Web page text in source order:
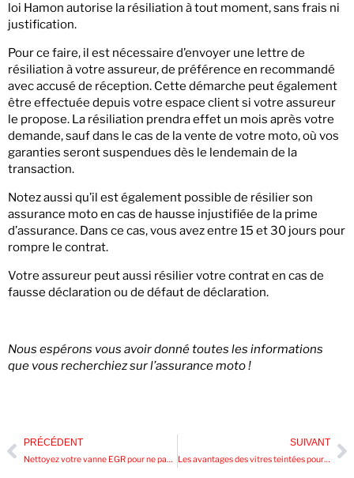
loi Hamon autorise la résiliation à tout moment, sans frais ni
justification.
Pour ce faire, il est nécessaire d’envoyer une lettre de
résiliation à votre assureur, de préférence en recommandé
avec accusé de réception. Cette démarche peut également
être effectuée depuis votre espace client si votre assureur
le propose. La résiliation prendra effet un mois après votre
demande, sauf dans le cas de la vente de votre moto, où vos
garanties seront suspendues dès le lendemain de la
transaction.
Notez aussi qu’il est également possible de résilier son
assurance moto en cas de hausse injustifiée de la prime
d’assurance. Dans ce cas, vous avez entre 15 et 30 jours pour
rompre le contrat.
Votre assureur peut aussi résilier votre contrat en cas de
fausse déclaration ou de défaut de déclaration.
Nous espérons vous avoir donné toutes les informations
que vous recherchiez sur l’assurance moto !
PRÉCÉDENT
Nettoyez votre vanne EGR pour ne pas la remplacer
SUIVANT
Les avantages des vitres teintées pour votre Mercedes : un aperçu complet